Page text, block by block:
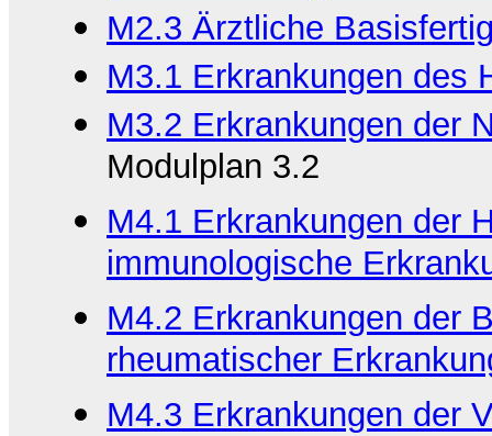
M2.3 Ärztliche
M3.1 Erkrankungen des
M3.2 Erkrankungen der
Modulplan 3.2
M4.1 Erkrankungen der
immunologische
M4.2 Erkrankungen der
rheumatischer
M4.3 Erkrankungen der